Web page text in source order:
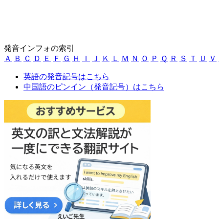
発音インフォの索引
Ａ
Ｂ Ｃ Ｄ Ｅ Ｆ Ｇ Ｈ Ｉ Ｊ Ｋ Ｌ Ｍ Ｎ Ｏ Ｐ Ｑ Ｒ Ｓ Ｔ Ｕ Ｖ
英語の発音記号はこちら
中国語のピンイン（発音記号）はこちら